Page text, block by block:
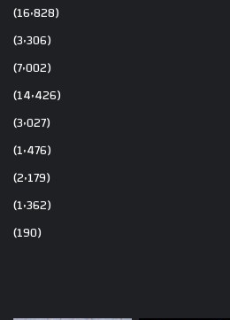
(16٬828)
(3٬306)
(7٬002)
(14٬426)
(3٬027)
(1٬476)
(2٬179)
(1٬362)
(190)